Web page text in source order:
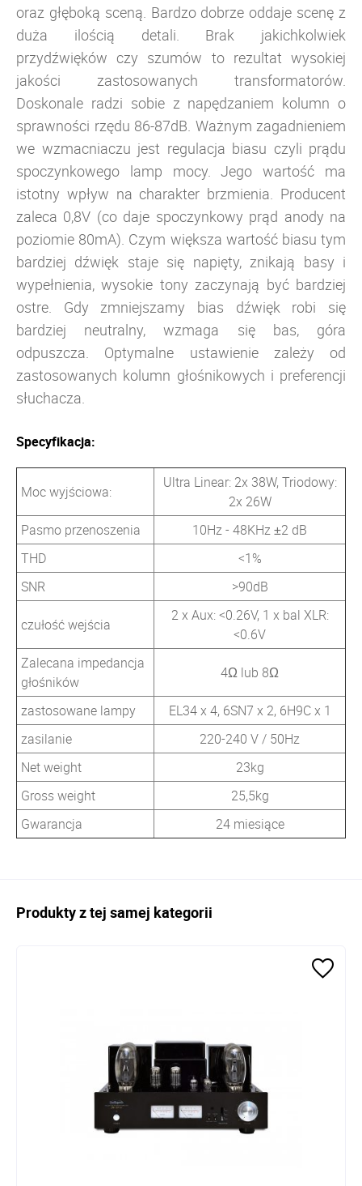
oraz głęboką sceną. Bardzo dobrze oddaje scenę z
duża ilością detali. Brak jakichkolwiek
przydźwięków czy szumów to rezultat wysokiej
jakości zastosowanych transformatorów.
Doskonale radzi sobie z napędzaniem kolumn o
sprawności rzędu 86-87dB. Ważnym zagadnieniem
we wzmacniaczu jest regulacja biasu czyli prądu
spoczynkowego lamp mocy. Jego wartość ma
istotny wpływ na charakter brzmienia. Producent
zaleca 0,8V (co daje spoczynkowy prąd anody na
poziomie 80mA). Czym większa wartość biasu tym
bardziej dźwięk staje się napięty, znikają basy i
wypełnienia, wysokie tony zaczynają być bardziej
ostre. Gdy zmniejszamy bias dźwięk robi się
bardziej neutralny, wzmaga się bas, góra
odpuszcza. Optymalne ustawienie zależy od
zastosowanych kolumn głośnikowych i preferencji
słuchacza.
Specyfikacja:
Moc wyjściowa:
Ultra Linear: 2x 38W, Triodowy:
2x 26W
Pasmo przenoszenia
10Hz - 48KHz ±2 dB
THD
<1%
SNR
>90dB
czułość wejścia
2 x Aux: <0.26V, 1 x bal XLR:
<0.6V
Zalecana impedancja
głośników
4Ω lub 8Ω
zastosowane lampy
EL34 x 4, 6SN7 x 2, 6H9C x 1
zasilanie
220-240 V / 50Hz
Net weight
23kg
Gross weight
25,5kg
Gwarancja
24 miesiące
Produkty z tej samej kategorii